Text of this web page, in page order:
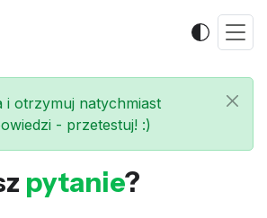
i otrzymuj natychmiast
- przetestuj! :)
pytanie?